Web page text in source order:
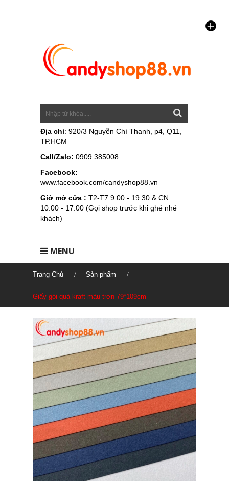
Địa chỉ: 920/3 Nguyễn Chí Thanh, p4, Q11,
TP.HCM
Call/Zalo: 0909 385008
Facebook:
www.facebook.com/candyshop88.vn
Giờ mở cửa : T2-T7 9:00 - 19:30 & CN
10:00 - 17:00 (Gọi shop trước khi ghé nhé
khách)
MENU
Trang Chủ Sản phẩm
Giấy gói quà kraft màu trơn 79*109cm